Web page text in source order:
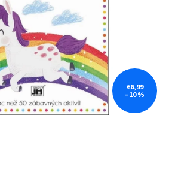
€6,99
–10 %